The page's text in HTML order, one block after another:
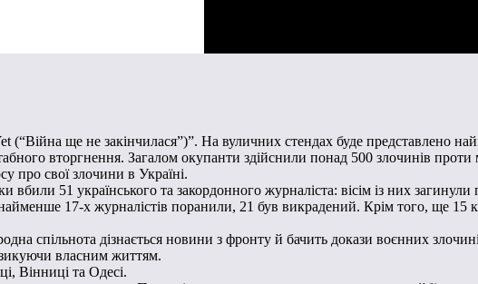
(“Війна ще не закінчилася”)”. На вуличних стендах буде представлено
вторгнення. Загалом окупанти здійснили понад 500 злочинів
про свої злочини в Україні.
51 українського та закордонного журналіста: вісім із них
17-х журналістів поранили, 21 був викрадений. Крім того, ще 15
спільнота дізнається новини з фронту й бачить докази воєнних
власним життям.
Вінниці та Одесі.